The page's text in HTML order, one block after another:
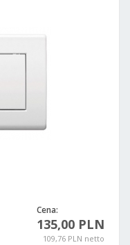
Cena:
135,00 PLN
109,76 PLN netto